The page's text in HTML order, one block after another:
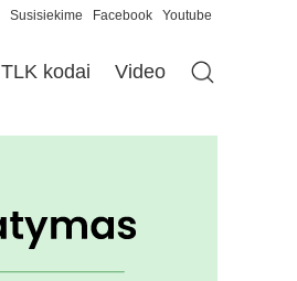
Susisiekime Facebook Youtube
TLK kodai Video